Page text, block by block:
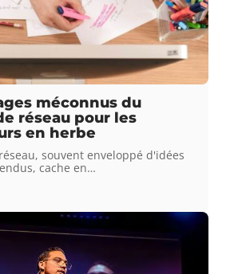
méconnus du
réseau pour les
en herbe
souvent enveloppé d'idées
cache en…